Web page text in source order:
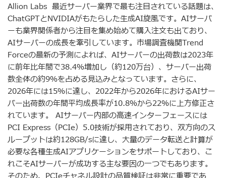
Allion Labs 最近サーバー業界で最も注目されている話題は、
ChatGPTとNVIDIAがもたらした生成AI旋風です。AIサーバ
ーも業界関係者から注目を集め始めて購入注文も出ており、
AIサーバーの成長を牽引しています。市場調査機関Trend
Forceの最新の予測によれば、AIサーバーの出荷数は2023年
に前年比年間で38.4％増加し（約120万台）、サーバー出荷
数全体の約9％を占める見込みとなっています。さらに、
2026年には15％に達し、2022年から2026年におけるAIサー
バー出荷数の年間平均成長率が10.8％から22％に上方修正さ
れています。 AIサーバー内部の高速インターフェースには
PCI Express（PCIe）5.0技術が採用されており、双方向のス
ループットは約128GB/sに達し、大量のデータ転送と計算が
必要な各種生成AIアプリケーションをサポートしており、こ
れこそAIサーバーが成功する主な要因の一つでもあります。